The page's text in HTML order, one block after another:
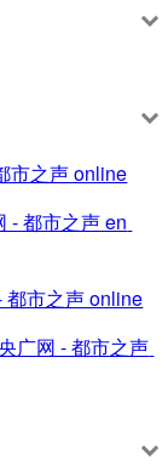
市之声 online
- 都市之声 en
都市之声 online
广网 - 都市之声